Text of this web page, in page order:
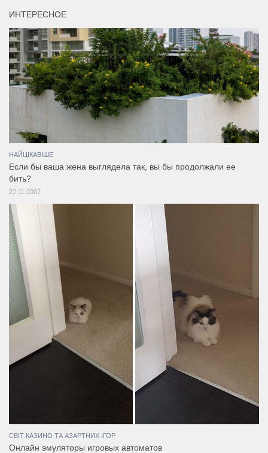
ИНТЕРЕСНОЕ
НАЙЦІКАВІШЕ
Если бы ваша жена выглядела так, вы бы продолжали ее
бить?
22.11.2007
СВІТ КАЗИНО ТА АЗАРТНИХ ІГОР
Онлайн эмуляторы игровых автоматов